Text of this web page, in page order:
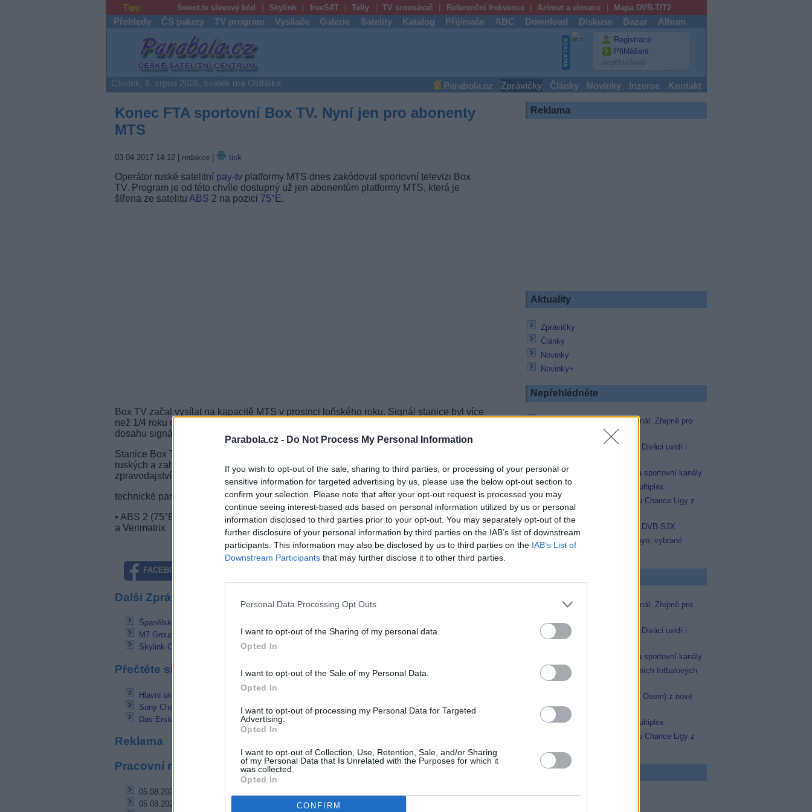
Parabola.cz - Do Not Process My Personal Information
If you wish to opt-out of the sale, sharing to third parties, or processing of your personal or
sensitive information for targeted advertising by us, please use the below opt-out section to
confirm your selection. Please note that after your opt-out request is processed you may
continue seeing interest-based ads based on personal information utilized by us or personal
information disclosed to third parties prior to your opt-out. You may separately opt-out of the
further disclosure of your personal information by third parties on the IAB’s list of downstream
participants. This information may also be disclosed by us to third parties on the IAB’s List of
Downstream Participants that may further disclose it to other third parties.
Personal Data Processing Opt Outs
I want to opt-out of the Sharing of my personal data.
Opted In
I want to opt-out of the Sale of my Personal Data.
Opted In
I want to opt-out of processing my Personal Data for Targeted
Advertising.
Opted In
I want to opt-out of Collection, Use, Retention, Sale, and/or Sharing
of my Personal Data that Is Unrelated with the Purposes for which it
was collected.
Opted In
CONFIRM
Tipy: Sweet.tv slevový kód Skylink freeSAT Telly TV srovnávač Referenční frekvence Azimut a elevace Mapa DVB-T/T2
Přehledy ČS pakety TV program Vysílače Galerie Satelity Katalog Přijímače ABC Download Diskuse Bazar Album
Parabola.cz
Registrace
Přihlášení
nepřihlášený
Čtvrtek, 6. srpna 2026, svátek má Oldřiška Parabola.cz Zprávičky Články Novinky Inzerce Kontakt
Konec FTA sportovní Box TV. Nyní jen pro abonenty
MTS
03.04.2017 14:12| redakce | tisk
Operátor ruské satelitní pay-tvplatformy MTS dnes zakódoval sportovní televizi Box
TV. Program je od této chvíle dostupný už jen abonentům platformy MTS, která je
šířena ze satelitu ABS 2 na pozici 75°E.
Box TV začal vysílat na kapacitě MTS v prosinci loňského roku. Signál stanice byl více
než 1/4 roku dostupný nekódovaně (
dosahu signálu ruského svazku družice ABS 2.
Stanice Box TV vysílá živé a exkluzivní přenosy z boxerských zápasů nejznámějších
ruských a zahraničních sportovců. Přináší informační a analytické pořady, aktuální
zpravodajství a nejnovější informace o vývoji ve světě profesionálního boxu.
technické parametry - Box TV:
• ABS 2 (75°E), freq. 11,913 GHz, pol. V, SR 45000, FEC 2/3, DVB-S2/8PSK, CA Irdeto
a Verimatrix
FACEBOOK
Další Zprávičky
Španělsko: Počet abonentů pay-tv překročil hranici 6 milionů
M7 Group s virtuální pozicí pro Fishing and Hunting
Skylink Ochutnávka s programem Nat Geo HD
Přečtěte si také
Hlavní ukrajinský mux Ukrkosmos skončil na 46E
Sony Channel Türkiye FTA na 42E
Das Erste opustila pozici 13E
Reklama
Pracovní nabídky
05.08.2026 -
05.08.2026 -
Měřící technik - elektro (Okres Prachatice)
Reklama
Aktuality
Zprávičky
Články
Novinky
Novinky+
Nepřehlédněte
Skylink spustil nový Test kanál. Zřejmě pro
Oneplay zařadí Prima sport. Diváci uvidí i
AMC získala licence pro dva sportovní kanály
Operátor Du převzal další multiplex
Oneplay Sport zahájí sezonu Chance Ligy z
nového studia
Televisa Networks přešla na DVB-S2X
Niké liga opět komplet na Voyo, vybrané
Skylink spustil nový Test kanál. Zřejmě pro
Oneplay zařadí Prima sport. Diváci uvidí i
AMC získala licence pro dva sportovní kanály
JOJka přinese porci atraktivních fotbalových
zápasů
Skylink: Slovenská TV8 (TV Osem) z nové
frekvence
Operátor Du převzal další multiplex
Oneplay Sport zahájí sezonu Chance Ligy z